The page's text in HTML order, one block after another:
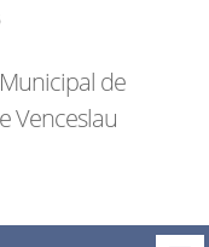
de
Venceslau